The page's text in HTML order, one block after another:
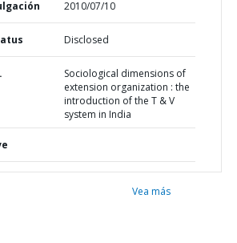
2010/07/10
Disclosed
Sociological dimensions of
extension organization : the
introduction of the T & V
system in India
Vea más